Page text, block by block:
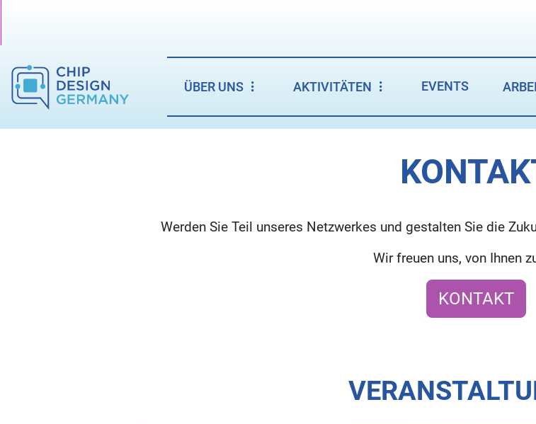
ÜBER UNS AKTIVITÄTEN EVENTS
Werden Sie Teil unseres Netzwerkes und gestalten Sie die
Wir freuen uns, von Ihnen
KONTAKT